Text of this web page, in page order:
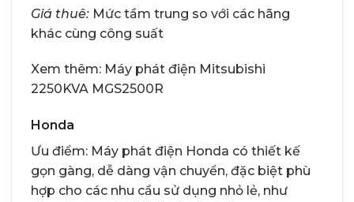
Giá thuê: Mức tầm trung so với các hãng
khác cùng công suất
Xem thêm: Máy phát điện Mitsubishi
2250KVA MGS2500R
Honda
Ưu điểm: Máy phát điện Honda có thiết kế
gọn gàng, dễ dàng vận chuyển, đặc biệt phù
hợp cho các nhu cầu sử dụng nhỏ lẻ, như